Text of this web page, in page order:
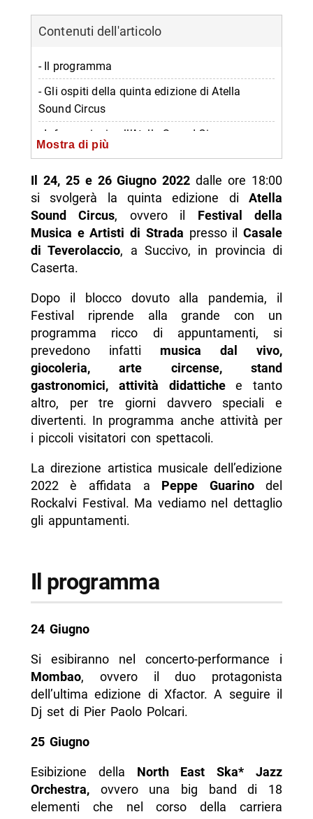
Contenuti dell'articolo
- Il programma
- Gli ospiti della quinta edizione di Atella
Sound Circus
- Informazioni sull’Atella Sound Circus
-- Quando
-- Dove
-- Orario
-- Prezzo
Mostra di più
Il 24, 25 e 26 Giugno 2022dalle ore 18:00
si svolgerà la quinta edizione diAtella
Sound Circus, ovvero il Festival della
Musica e Artisti di Strada presso ilCasale
di Teverolaccio, a Succivo, in provincia di
Caserta.
Dopo il blocco dovuto alla pandemia, il
Festival riprende alla grande con un
programma ricco di appuntamenti, si
prevedono infatti musica dal vivo,
giocoleria, arte circense, stand
gastronomici, attività didattichee tanto
altro, per tre giorni davvero speciali e
divertenti. In programma anche attività per
i piccoli visitatori con spettacoli.
La direzione artistica musicale dell’edizione
2022 è affidata a Peppe Guarinodel
Rockalvi Festival. Ma vediamo nel dettaglio
gli appuntamenti.
Il programma
24 Giugno
Si esibiranno nel concerto-performance i
Mombao, ovvero il duo protagonista
dell’ultima edizione di Xfactor. A seguire il
Dj set di Pier Paolo Polcari.
25 Giugno
Esibizione della North East Ska* Jazz
Orchestra, ovvero una big band di 18
elementi che nel corso della carriera